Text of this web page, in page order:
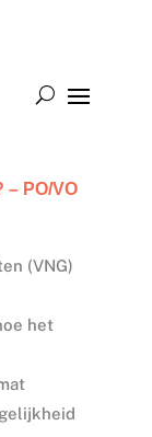
– PO/VO
(VNG)
het